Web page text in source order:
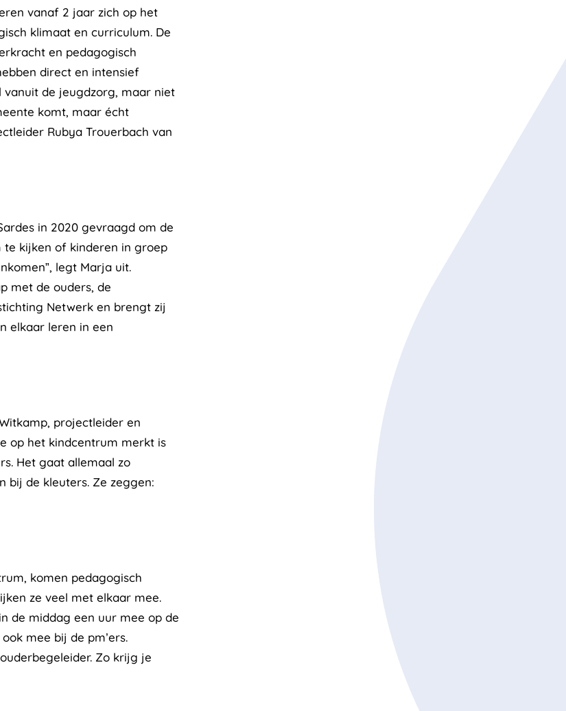
vanaf 2 jaar zich op het
klimaat en curriculum. De
en pedagogisch
direct en intensief
vanuit de jeugdzorg, maar niet
komt, maar écht
Rubya Trouerbach van
in 2020 gevraagd om de
te kijken of kinderen in groep
legt Marja uit.
met de ouders, de
Netwerk en brengt zij
elkaar leren in een
projectleider en
op het kindcentrum merkt is
Het gaat allemaal zo
bij de kleuters. Ze zeggen:
komen pedagogisch
ze veel met elkaar mee.
de middag een uur mee op de
mee bij de pm’ers.
Zo krijg je